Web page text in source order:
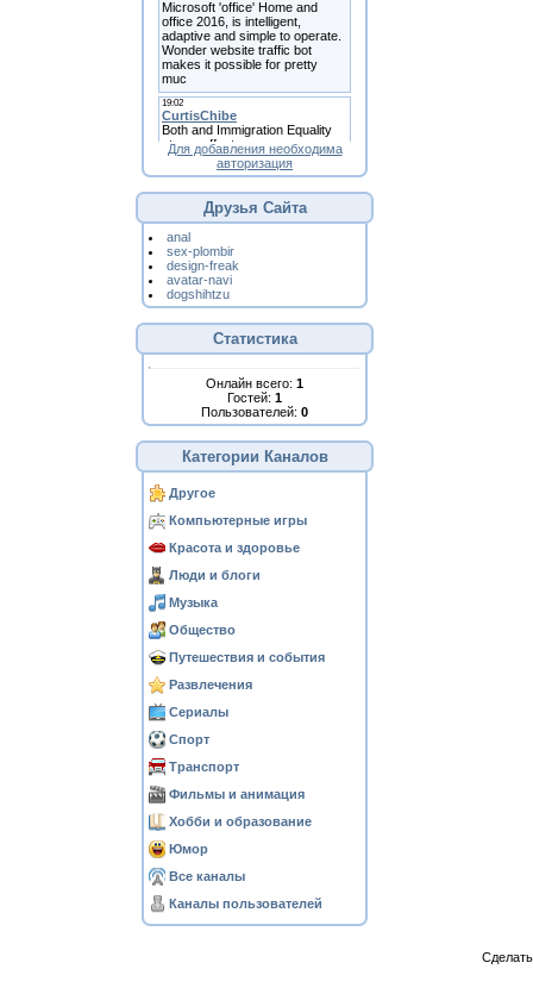
Для добавления необходима
авторизация
Друзья Сайта
anal
sex-plombir
design-freak
avatar-navi
dogshihtzu
Статистика
Онлайн всего: 1
Гостей: 1
Пользователей: 0
Категории Каналов
Другое
Компьютерные игры
Красота и здоровье
Люди и блоги
Музыка
Общество
Путешествия и события
Развлечения
Сериалы
Спорт
Транспорт
Фильмы и анимация
Хобби и образование
Юмор
Все каналы
Каналы пользователей